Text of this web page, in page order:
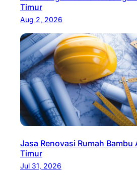
Timur
Aug 2, 2026
Jasa Renovasi Rumah Bambu
Timur
Jul 31, 2026